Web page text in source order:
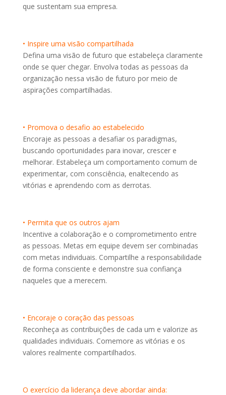
que sustentam sua empresa.
• Inspire uma visão compartilhada
Defina uma visão de futuro que estabeleça claramente
onde se quer chegar. Envolva todas as pessoas da
organização nessa visão de futuro por meio de
aspirações compartilhadas.
• Promova o desafio ao estabelecido
Encoraje as pessoas a desafiar os paradigmas,
buscando oportunidades para inovar, crescer e
melhorar. Estabeleça um comportamento comum de
experimentar, com consciência, enaltecendo as
vitórias e aprendendo com as derrotas.
• Permita que os outros ajam
Incentive a colaboração e o comprometimento entre
as pessoas. Metas em equipe devem ser combinadas
com metas individuais. Compartilhe a responsabilidade
de forma consciente e demonstre sua confiança
naqueles que a merecem.
• Encoraje o coração das pessoas
Reconheça as contribuições de cada um e valorize as
qualidades individuais. Comemore as vitórias e os
valores realmente compartilhados.
O exercício da liderança deve abordar ainda: